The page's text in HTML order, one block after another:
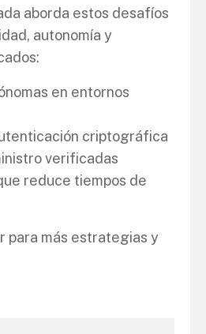
aborda estos desafíos
autonomía y
en entornos
criptográfica
verificadas
reduce tiempos de
para más estrategias y